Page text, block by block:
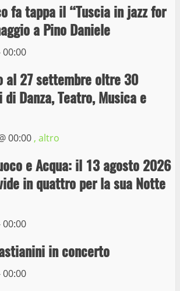
fa tappa il “Tuscia in jazz for
a Pino Daniele
00:00
al 27 settembre oltre 30
Danza, Teatro, Musica e
00:00 , altro
e Acqua: il 13 agosto 2026
in quattro per la sua Notte
00:00
in concerto
00:00
Wiplanet Baseball supera il Napoli
9 Maggio 2023
La Polizia di Stato arresta il ladro seriale
delle auto in sosta a Viterbo
Prorogata la mostra dei bozzetti di
Michelangelo Buonarroti ospitata al
Museo dei Portici
capolinea al terminal Riello dal 15 al 17
giugno
15 Giugno 2023